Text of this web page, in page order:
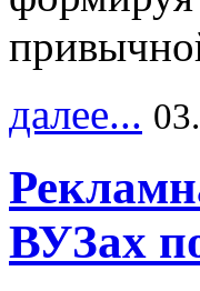
далее...
ВУЗах